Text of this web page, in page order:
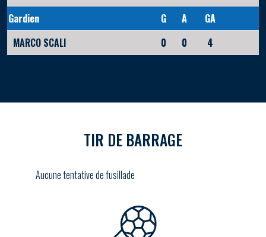
Gardien
G A
GA
MARCO SCALI
0 0 4
TIR DE BARRAGE
Aucune tentative de fusillade